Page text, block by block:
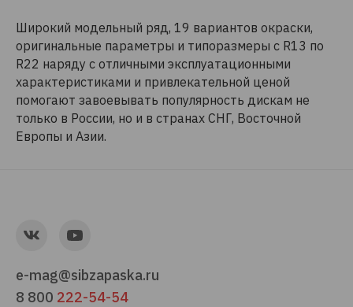
Широкий модельный ряд, 19 вариантов окраски,
оригинальные параметры и типоразмеры c R13 по
R22 наряду с отличными эксплуатационными
характеристиками и привлекательной ценой
помогают завоевывать популярность дискам не
только в России, но и в странах СНГ, Восточной
Европы и Азии.
e-mag@sibzapaska.ru
8 800 222-54-54